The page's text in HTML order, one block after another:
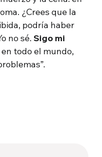
¿Crees que la
podría haber
no sé.Sigo mi
todo el mundo,